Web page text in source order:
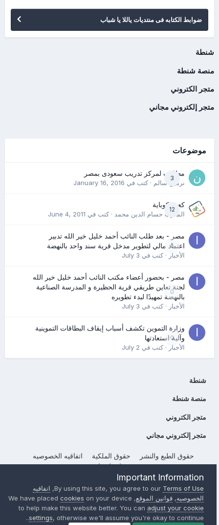
ضوابط الكتابه فى منتديات ياللا يا شباب
شنطة
منصة شنطة
متجر الكتروني
متجر إلكتروني مجاني
موضوعات
3
مطلوب لمركز تدريب سعودى بمصر
نرمين سالم· كتب في January 16, 2016
12
كعب كوباية
المدرب حسام الدين محمد· كتب في June 4, 2011
0
مصر - بعد طلب النائب أحمد خليل خير الله تدبير
اعتماد مالي لتطوير مدخل قرية سند واحد بالنهضة
الأخبار· كتب في July 3
0
مصر - بحضور أعضاء مكتب النائب أحمد خليل خير الله
لجنة تعاين طريقي قرية الحظيرة و المدرسة الصناعية
بالنهضة تمهيدًا لبدء تطويره
الأخبار· كتب في July 3
0
وزارة التموين تكشف أسباب إيقاف البطاقات التموينية
وآلية استعادتها
الأخبار· كتب في July 2
شنطة
منصة شنطة
متجر الكتروني
متجر إلكتروني مجاني
حقوق الطبع والنشر حقوق الملكية
اتفاقيه الخصوصيه
إتصل بنا
Powered by Invision CommunityImportant Information
By using this site, you agree to ourTerms of Use
, اتفاقيه
الخصوصيه, قوانين الموقع, We have placed
cookies on your device
to help make this website better. You canadjust your cookie
settings , otherwise we'll assume you're okay to continue..